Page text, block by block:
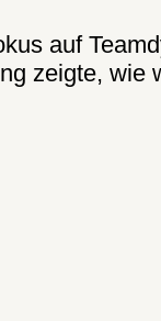
auf
zeigte, wie